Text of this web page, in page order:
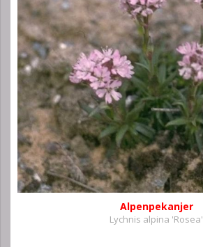
Alpenpekanjer
Lychnis alpina 'Rosea'